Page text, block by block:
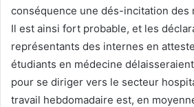
conséquence une dés-incitation des
Il est ainsi fort probable, et les
représentants des internes en
étudiants en médecine
pour se diriger vers le secteur
travail hebdomadaire est, en